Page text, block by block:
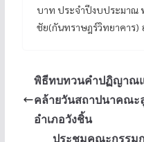
บาท ประจำปีงบประมาณ
ชัย(กันทราษฎร์วิทยาคาร)​
พิธีทบทวนคำปฏิญาณแ
คล้ายวันสถาปนาคณะ
อำเภอวังชิ้น
ประชุมคณะกรรม